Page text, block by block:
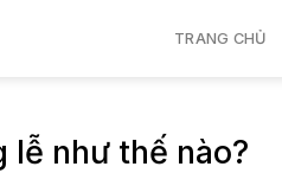
TRANG CHỦ
lễ như thế nào?